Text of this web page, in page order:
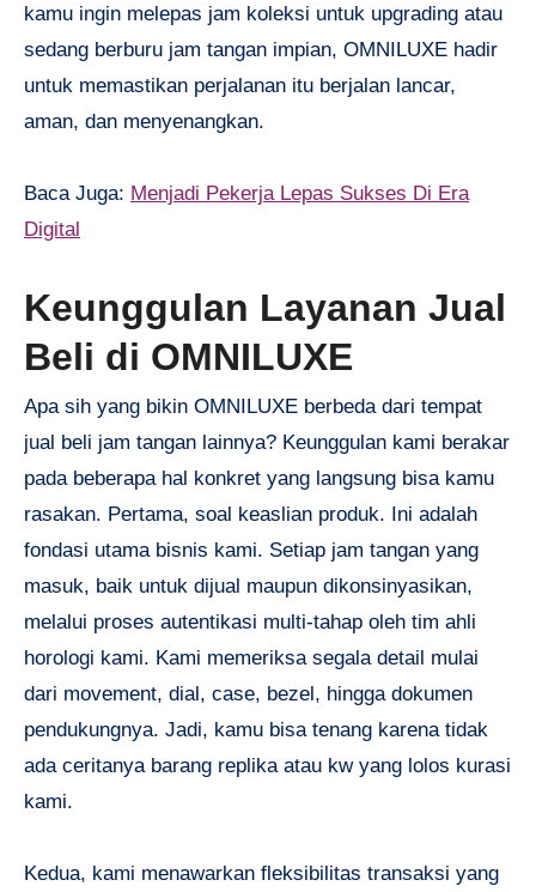
kamu ingin melepas jam koleksi untuk upgrading atau
sedang berburu jam tangan impian, OMNILUXE hadir
untuk memastikan perjalanan itu berjalan lancar,
aman, dan menyenangkan.
Baca Juga: Menjadi Pekerja Lepas Sukses Di Era
Digital
Keunggulan Layanan Jual
Beli di OMNILUXE
Apa sih yang bikin OMNILUXE berbeda dari tempat
jual beli jam tangan lainnya? Keunggulan kami berakar
pada beberapa hal konkret yang langsung bisa kamu
rasakan. Pertama, soal keaslian produk. Ini adalah
fondasi utama bisnis kami. Setiap jam tangan yang
masuk, baik untuk dijual maupun dikonsinyasikan,
melalui proses autentikasi multi-tahap oleh tim ahli
horologi kami. Kami memeriksa segala detail mulai
dari movement, dial, case, bezel, hingga dokumen
pendukungnya. Jadi, kamu bisa tenang karena tidak
ada ceritanya barang replika atau kw yang lolos kurasi
kami.
Kedua, kami menawarkan fleksibilitas transaksi yang